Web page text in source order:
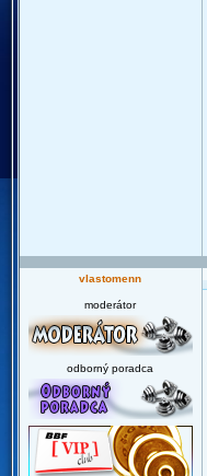
vlastomenn
moderátor
odborný poradca